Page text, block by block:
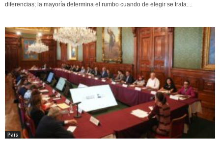
diferencias; la mayoría determina el rumbo cuando de elegir se trata....
País